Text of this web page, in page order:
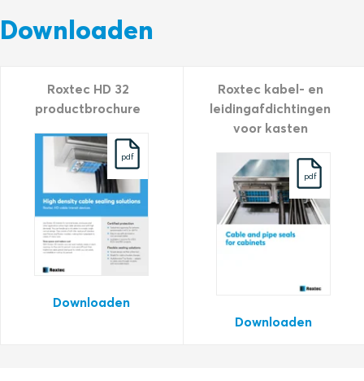
Downloaden
Roxtec HD 32
productbrochure
pdf
Downloaden
Roxtec kabel- en
leidingafdichtingen
voor kasten
pdf
Downloaden